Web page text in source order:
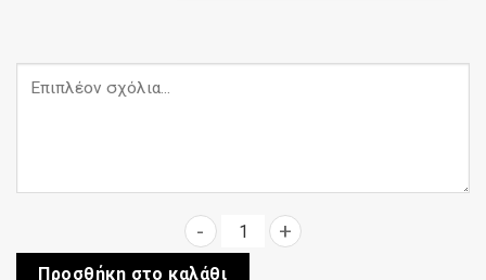
Μετσοβίτικη ποσότητα
Προσθήκη στο καλάθι